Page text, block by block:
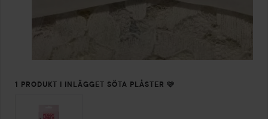
1 PRODUKT I INLÄGGET SÖTA PLÅSTER 🩷